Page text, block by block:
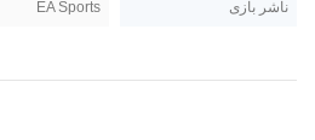
ناشر بازی EA Sports